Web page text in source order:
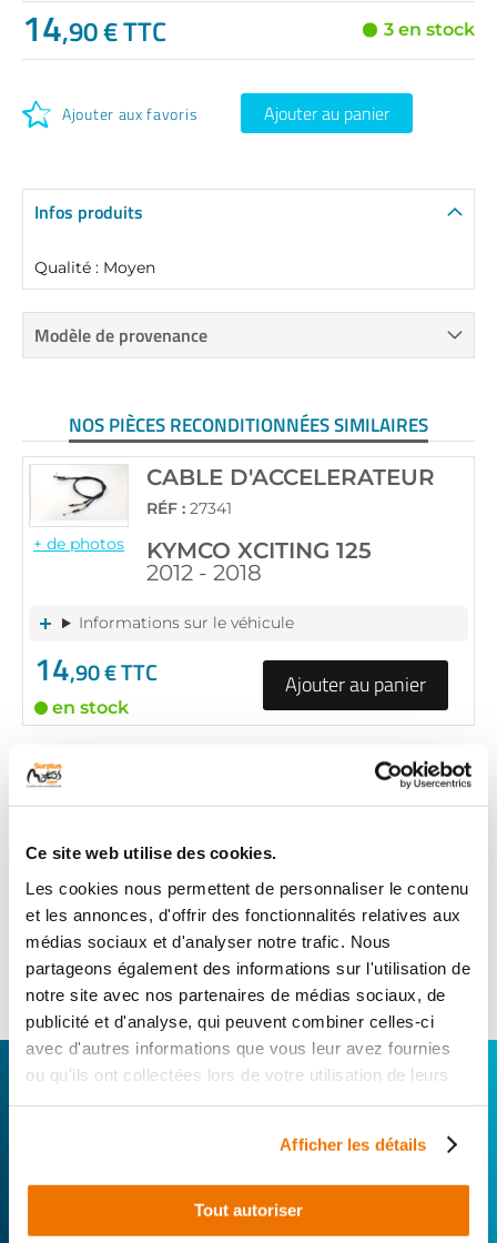
Ce site web utilise des cookies.
Les cookies nous permettent de personnaliser le contenu
et les annonces, d'offrir des fonctionnalités relatives aux
médias sociaux et d'analyser notre trafic. Nous
partageons également des informations sur l'utilisation de
notre site avec nos partenaires de médias sociaux, de
publicité et d'analyse, qui peuvent combiner celles-ci
avec d'autres informations que vous leur avez fournies
ou qu'ils ont collectées lors de votre utilisation de leurs
Afficher les détails
Tout autoriser
14,90 € TTC 3 en stock
Ajouter aux favoris Ajouter au panier
Infos produits
Qualité : Moyen
Modèle de provenance
NOS PIÈCES RECONDITIONNÉES SIMILAIRES
+ de photos
CABLE D'ACCELERATEUR
RÉF : 27341
KYMCO XCITING 125
2012 - 2018
Informations sur le véhicule
14,90 € TTC
en stock
Ajouter au panier
+ de photos
CABLE D'ACCELERATEUR
KYMCO XCITING 125
2012 - 2018
Informations sur le véhicule
17,90 € TTC
en stock
Ajouter au panier
CONNECTEZ-VOUS AVEC VOTRE
RÉPARATEUR FAVORI
technique de notre réseau de Réparateurs-